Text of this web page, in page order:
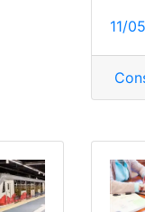
11/